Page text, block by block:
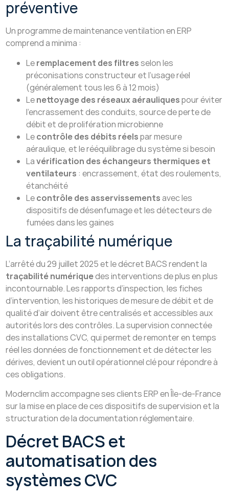
préventive
Un programme de maintenance ventilation en ERP
comprend a minima :
Leremplacement des filtresselon les
préconisations constructeur et l’usage réel
(généralement tous les 6 à 12 mois)
Lenettoyage des réseaux aérauliquespour éviter
l’encrassement des conduits, source de perte de
débit et de prolifération microbienne
Lecontrôle des débits réelspar mesure
aéraulique, et le rééquilibrage du système si besoin
Lavérification des échangeurs thermiques et
ventilateurs : encrassement, état des roulements,
étanchéité
Lecontrôle des asservissementsavec les
dispositifs de désenfumage et les détecteurs de
fumées dans les gaines
La traçabilité numérique
L’arrêté du 29 juillet 2025 et le décret BACS rendent la
traçabilité numériquedes interventions de plus en plus
incontournable. Les rapports d’inspection, les fiches
d’intervention, les historiques de mesure de débit et de
qualité d’air doivent être centralisés et accessibles aux
autorités lors des contrôles. La supervision connectée
des installations CVC, qui permet de remonter en temps
réel les données de fonctionnement et de détecter les
dérives, devient un outil opérationnel clé pour répondre à
ces obligations.
Modernclim accompagne ses clients ERP en Île-de-France
sur la mise en place de ces dispositifs de supervision et la
structuration de la documentation réglementaire.
Décret BACS et
automatisation des
systèmes CVC